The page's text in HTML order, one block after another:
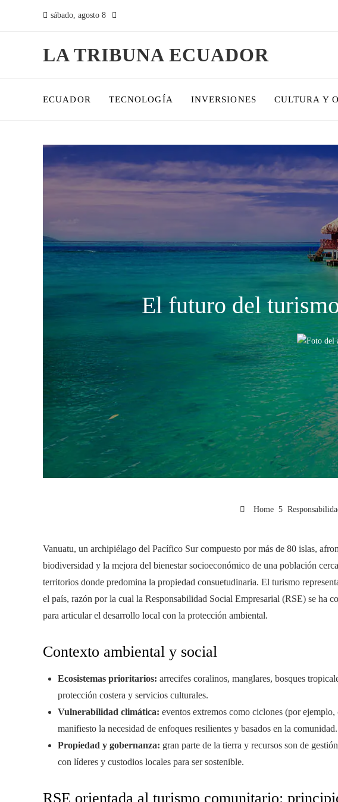
sábado, agosto 8
LA TRIBUNA ECUADOR
ECUADOR TECNOLOGÍA INVERSIONES CULTURA Y
El futuro del
Home
Vanuatu, un archipiélago del Pacífico Sur compuesto por más de 80 islas,
biodiversidad y la mejora del bienestar socioeconómico de una población
territorios donde predomina la propiedad consuetudinaria. El turismo
el país, razón por la cual la Responsabilidad Social Empresarial (RSE) se ha
para articular el desarrollo local con la protección ambiental.
Contexto ambiental y social
Ecosistemas prioritarios: arrecifes coralinos, manglares, bosques
protección costera y servicios culturales.
Vulnerabilidad climática: eventos extremos como ciclones (por
manifiesto la necesidad de enfoques resilientes y basados en la comunidad.
Propiedad y gobernanza: gran parte de la tierra y recursos son de
con líderes y custodios locales para ser sostenible.
RSE orientada al turismo comunitario: